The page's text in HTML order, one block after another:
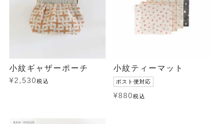
小紋ギャザーポーチ
¥2,530税込
小紋ティーマット
ポスト便対応
¥880税込